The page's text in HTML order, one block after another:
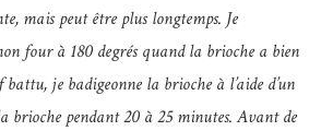
mais peut être plus longtemps. Je
four à 180 degrés quand la brioche a bien
je badigeonne la brioche à l’aide d’un
brioche pendant 20 à 25 minutes. Avant de